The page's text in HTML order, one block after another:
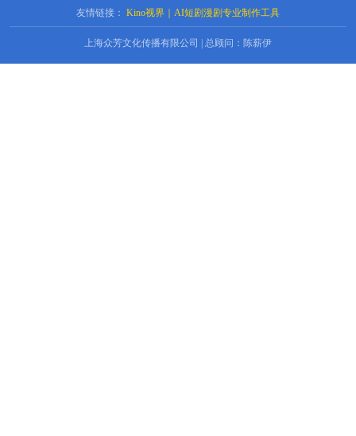
友情链接： Kino视界｜AI短剧漫剧专业制作工具
上海众芳文化传播有限公司 | 总顾问：陈薪伊